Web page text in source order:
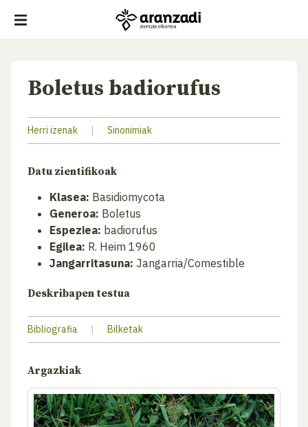
Boletus badiorufus
Herri izenak | Sinonimiak
Datu zientifikoak
Klasea: Basidiomycota
Generoa: Boletus
Espeziea: badiorufus
Egilea: R. Heim 1960
Jangarritasuna: Jangarria/Comestible
Deskribapen testua
Bibliografia | Bilketak
Argazkiak